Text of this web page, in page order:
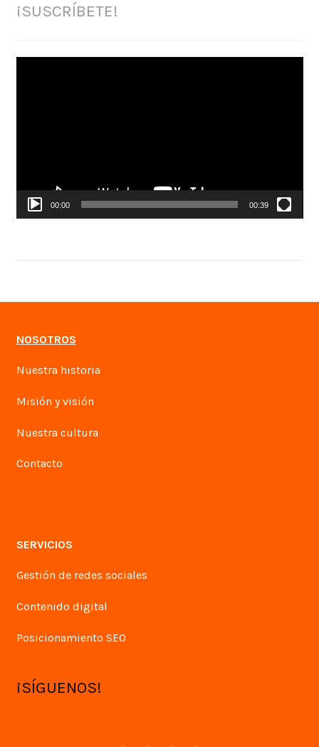
¡SUSCRÍBETE!
00:00 00:39
NOSOTROS
Nuestra historia
Misión y visión
Nuestra cultura
Contacto
SERVICIOS
Gestión de redes sociales
Contenido digital
Posicionamiento SEO
¡SÍGUENOS!